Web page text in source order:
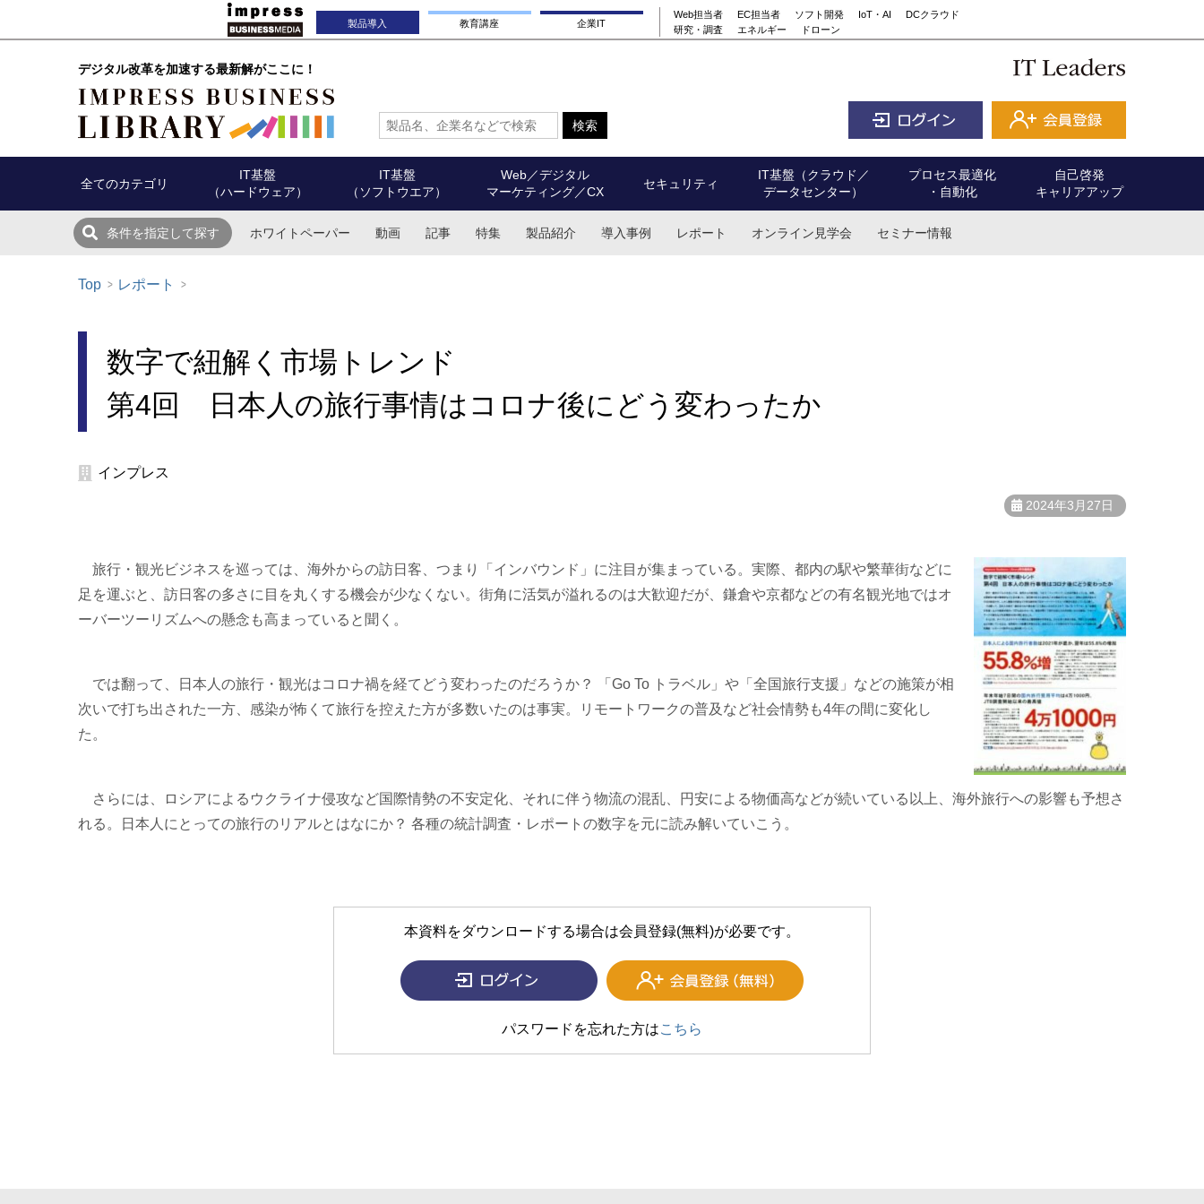
製品導入 教育講座 企業IT
Web担当者 EC担当者 ソフト開発 IoT・AI
DCクラウド
研究・調査
エネルギー ドローン
デジタル改革を加速する最新解がここに！
全てのカテゴリ
IT基盤
（ハードウェア）
IT基盤
（ソフトウエア）
Web／デジタル
マーケティング／CX
セキュリティ
IT基盤（クラウド／
データセンター）
プロセス最適化
・自動化
自己啓発
キャリアアップ
条件を指定して探す ホワイトペーパー 動画 記事 特集 製品紹介 導入事例 レポート オンライン見学会 セミナー情報
Top レポート
数字で紐解く市場トレンド
第4回 日本人の旅行事情はコロナ後にどう変わったか
インプレス
2024年3月27日
旅行・観光ビジネスを巡っては、海外からの訪日客、つまり「インバウンド」に注目が集まっている。実際、都内の駅や繁華街などに
足を運ぶと、訪日客の多さに目を丸くする機会が少なくない。街角に活気が溢れるのは大歓迎だが、鎌倉や京都などの有名観光地ではオ
ーバーツーリズムへの懸念も高まっていると聞く。
では翻って、日本人の旅行・観光はコロナ禍を経てどう変わったのだろうか？ 「Go To トラベル」や「全国旅行支援」などの施策が相
次いで打ち出された一方、感染が怖くて旅行を控えた方が多数いたのは事実。リモートワークの普及など社会情勢も4年の間に変化し
た。
さらには、ロシアによるウクライナ侵攻など国際情勢の不安定化、それに伴う物流の混乱、円安による物価高などが続いている以上、海外旅行への影響も予想さ
れる。日本人にとっての旅行のリアルとはなにか？ 各種の統計調査・レポートの数字を元に読み解いていこう。
本資料をダウンロードする場合は会員登録(無料)が必要です。
パスワードを忘れた方はこちら